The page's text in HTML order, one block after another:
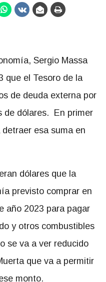
Sergio Massa
que el Tesoro de la
de deuda externa por
de dólares. En primer
detraer esa suma en
dólares que la
previsto comprar en
año 2023 para pagar
y otros combustibles
se va a ver reducido
que va a permitir
monto.